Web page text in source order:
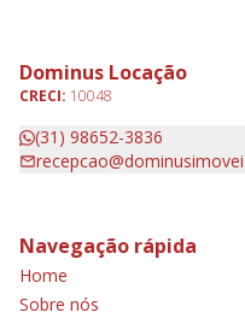
Dominus Locação
CRECI: 10048
(31) 98652-3836
Navegação rápida
Home
Sobre nós